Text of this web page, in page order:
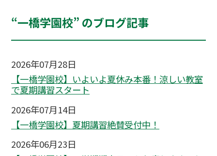
“一橋学園校” のブログ記事
2026年07月28日
【一橋学園校】いよいよ夏休み本番！涼しい教室
で夏期講習スタート
2026年07月14日
【一橋学園校】夏期講習絶賛受付中！
2026年06月23日